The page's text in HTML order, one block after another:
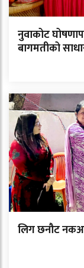
नुवाकोट
बागमतीको
लिग छनौट